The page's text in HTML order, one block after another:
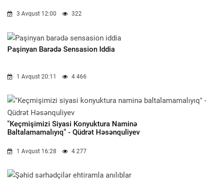
3 Avqust 12:00 322
Paşinyan Barədə Sensasion Iddia
1 Avqust 20:11 4 466
"Keçmişimizi Siyasi Konyuktura Naminə
Baltalamamalıyıq" - Qüdrət Həsənquliyev
1 Avqust 16:28 4 277